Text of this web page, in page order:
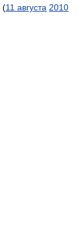
(11 августа 2010